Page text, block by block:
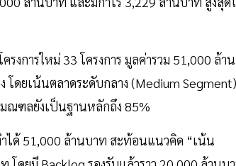
รงการใหม่ 33 โครงการ มูลค่ารวม 51,000 ล้าน
โดยเน้นตลาดระดับกลาง (Medium Segment)
ณฑลยังเป็นฐานหลักถึง 85%
ด้ 51,000 ล้านบาท สะท้อนแนวคิด “เน้น